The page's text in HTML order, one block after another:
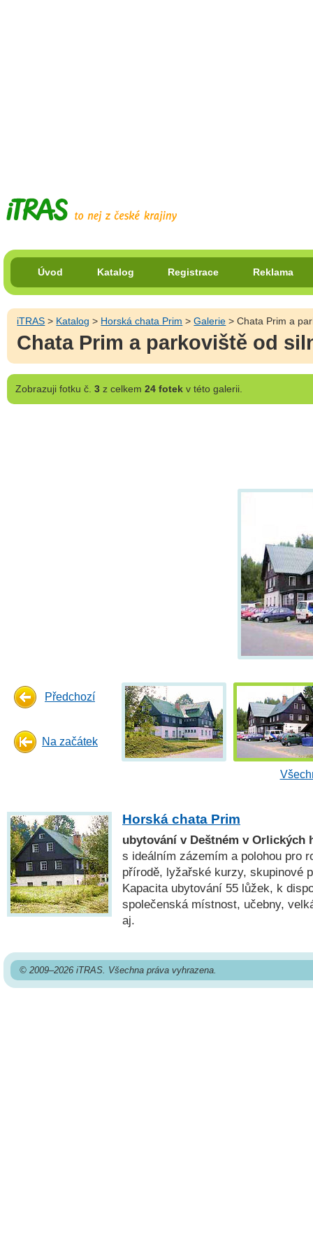
Úvod Katalog Registrace Reklama
iTRAS > Katalog > Horská chata Prim >Galerie > Chata Prim a
Chata Prim a parkoviště od
Zobrazujifotku č. 3z celkem 24 fotekv této galerii.
Předchozí
Na začátek
Horská chata Prim
ubytování v Deštném v Orlických
s ideálním zázemím a polohou pro
přírodě, lyžařské kurzy, skupinové
Kapacita ubytování 55 lůžek, k
společenská místnost, učebny,
aj.
© 2009–2026 iTRAS. Všechna práva vyhrazena.